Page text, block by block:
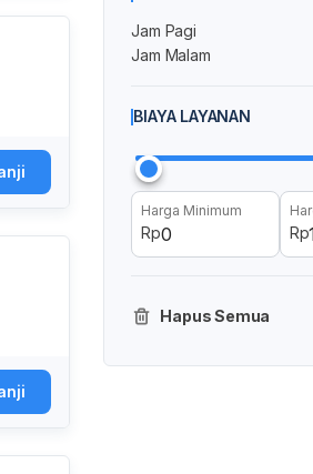
Jam Pagi
Jam Malam
BIAYA LAYANAN
Harga Minimum
Rp Rp
Hapus Semua